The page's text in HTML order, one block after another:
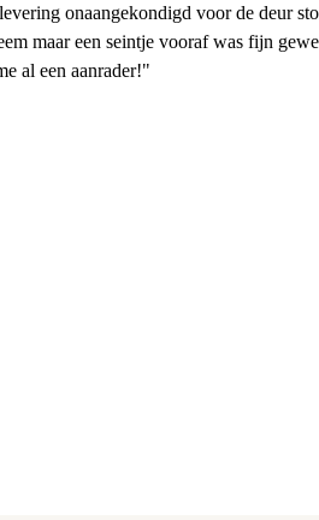
onaangekondigd voor de deur
maar een seintje vooraf was fijn
al een aanrader!"